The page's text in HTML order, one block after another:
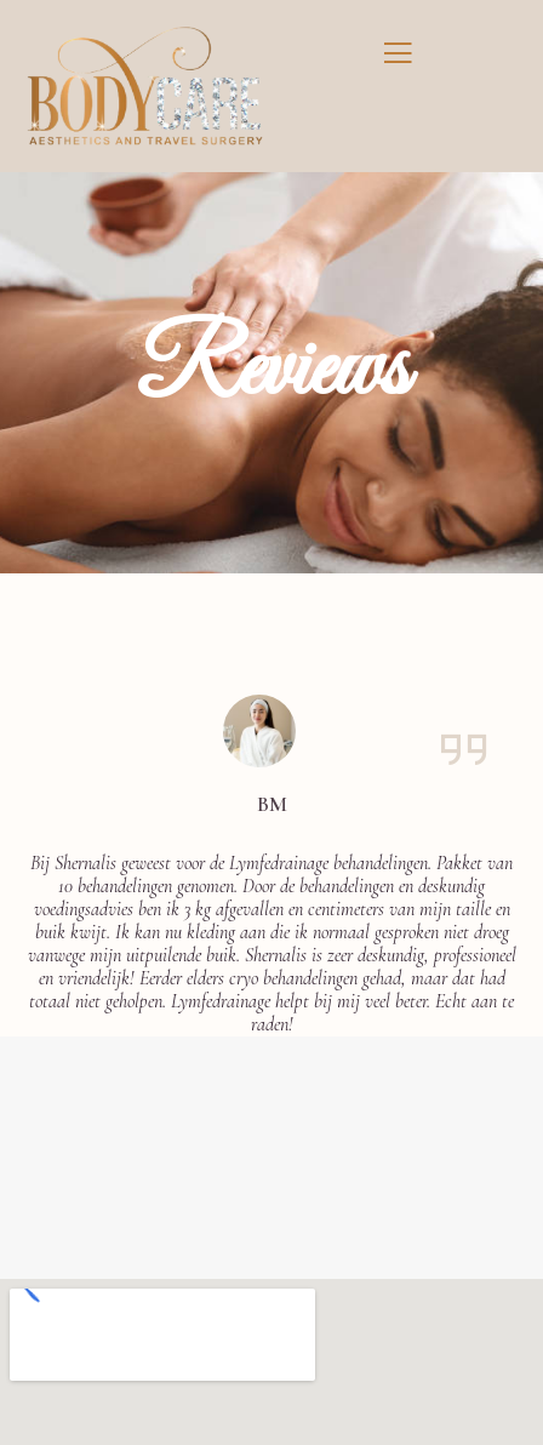
Reviews
BM
Bij Shernalis geweest voor de Lymfedrainage behandelingen. Pakket van
10 behandelingen genomen. Door de behandelingen en deskundig
voedingsadvies ben ik 3 kg afgevallen en centimeters van mijn taille en
buik kwijt. Ik kan nu kleding aan die ik normaal gesproken niet droeg
vanwege mijn uitpuilende buik. Shernalis is zeer deskundig, professioneel
en vriendelijk! Eerder elders cryo behandelingen gehad, maar dat had
totaal niet geholpen. Lymfedrainage helpt bij mij veel beter. Echt aan te
raden!